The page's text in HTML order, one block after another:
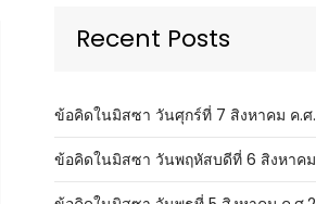
Recent Posts
ข้อคิดในมิสซา วันศุกร์ที่ 7 สิงหาคม ค.ศ
ข้อคิดในมิสซา วันพฤหัสบดีที่ 6 สิงหาค